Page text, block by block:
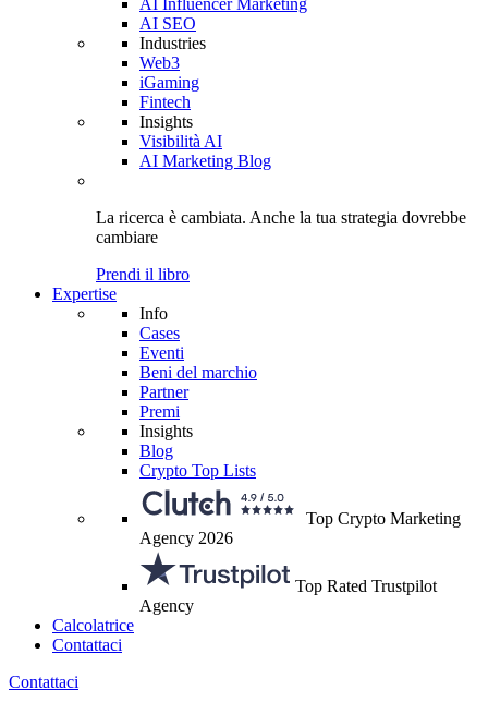
AI Influencer Marketing
AI SEO
Industries
Web3
iGaming
Fintech
Insights
Visibilità AI
AI Marketing Blog
La ricerca è cambiata. Anche la tua strategia dovrebbe
cambiare
Prendi il libro
Expertise
Info
Cases
Eventi
Beni del marchio
Partner
Premi
Insights
Blog
Crypto Top Lists
Top Crypto Marketing
Agency 2026
Top Rated Trustpilot
Agency
Calcolatrice
Contattaci
Contattaci